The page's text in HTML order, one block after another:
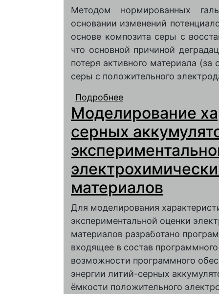
Методом нормированных
основании изменений
основе композита серы с
что основной причиной
потеря активного материала (за
серы с положительного
Подробнее
Моделирование
серных
материалов
Для моделирования
экспериментальной оценки
материалов разработано
входящее в состав
возможности программного
энергии литий-серных
ёмкости положительного